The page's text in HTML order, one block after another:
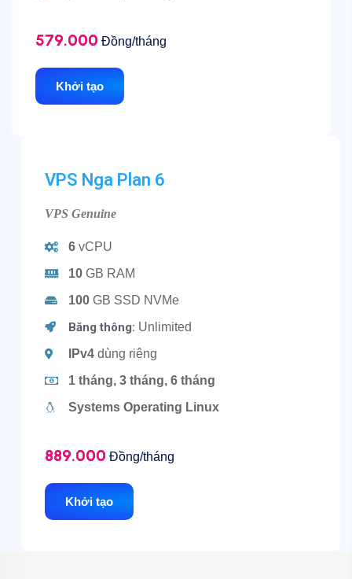
Khởi tạo
579.000 Đồng/tháng
VPS Nga Plan 6
VPS Genuine
6 vCPU
10GB RAM
100GB SSD NVMe
Băng thông: Unlimited
IPv4dùng riêng
1 tháng, 3 tháng, 6 tháng
Systems Operating Linux
Khởi tạo
889.000 Đồng/tháng